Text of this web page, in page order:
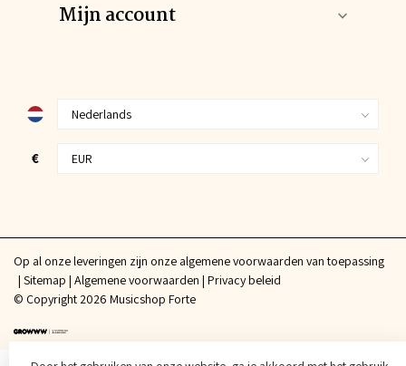
Mijn account
€
Op al onze leveringen zijn onze algemene voorwaarden van toepassing
Sitemap Algemene voorwaarden Privacy beleid
© Copyright 2026 Musicshop Forte